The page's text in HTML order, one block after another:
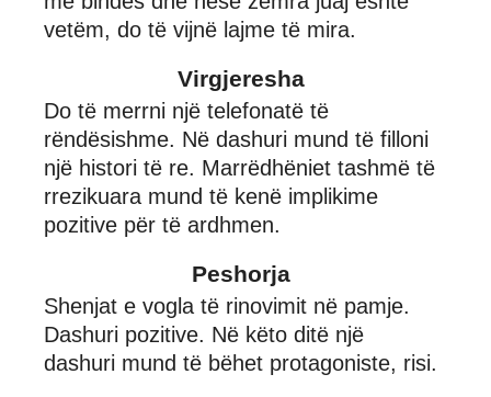
vetëm, do të vijnë lajme të mira.
Virgjeresha
Do të merrni një telefonatë të
rëndësishme. Në dashuri mund të filloni
një histori të re. Marrëdhëniet tashmë të
rrezikuara mund të kenë implikime
pozitive për të ardhmen.
Peshorja
Shenjat e vogla të rinovimit në pamje.
Dashuri pozitive. Në këto ditë një
dashuri mund të bëhet protagoniste, risi.